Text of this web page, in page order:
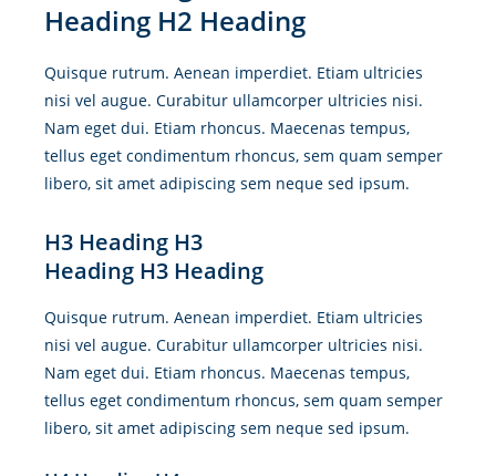
Heading H2 Heading
Quisque rutrum. Aenean imperdiet. Etiam ultricies
nisi vel augue. Curabitur ullamcorper ultricies nisi.
Nam eget dui. Etiam rhoncus. Maecenas tempus,
tellus eget condimentum rhoncus, sem quam semper
libero, sit amet adipiscing sem neque sed ipsum.
H3 Heading H3
Heading H3 Heading
Quisque rutrum. Aenean imperdiet. Etiam ultricies
nisi vel augue. Curabitur ullamcorper ultricies nisi.
Nam eget dui. Etiam rhoncus. Maecenas tempus,
tellus eget condimentum rhoncus, sem quam semper
libero, sit amet adipiscing sem neque sed ipsum.